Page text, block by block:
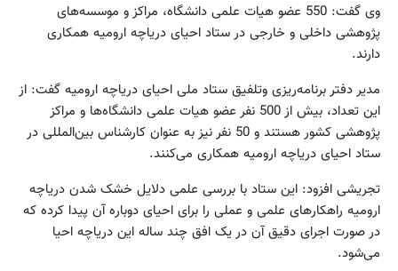
وی گفت: 550 عضو هیات علمی دانشگاه، مراکز و موسسه‌های
پژوهشی داخلی و خارجی در ستاد احیای دریاچه ارومیه همکاری
دارند.
مدیر دفتر برنامه‌ریزی وتلفیق ستاد ملی احیای دریاچه ارومیه گفت: از
این تعداد، بیش از 500 نفر عضو هیات علمی دانشگاه‌ها و مراکز
پژوهشی کشور هستند و 50 نفر نیز به عنوان کارشناس بین‌المللی در
ستاد احیای دریاچه ارومیه همکاری می‌کنند.
تجریشی افزود: این ستاد با بررسی علمی دلایل خشک شدن دریاچه
ارومیه راهکارهای علمی و عملی را برای احیای دوباره آن پیدا کرده که
در صورت اجرای دقیق آن در یک افق چند ساله این دریاچه احیا
می‌شود.